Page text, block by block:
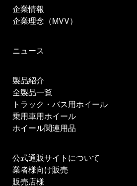
企業情報
企業理念（MVV）
ニュース
製品紹介
全製品一覧
トラック・バス用ホイール
乗用車用ホイール
ホイール関連用品
公式通販サイトについて
業者様向け販売
販売店様